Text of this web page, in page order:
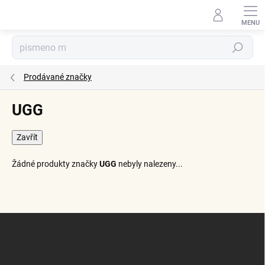
Hledat
Prodávané značky
UGG
Zavřít
Žádné produkty značkyUGG nebyly nalezeny...